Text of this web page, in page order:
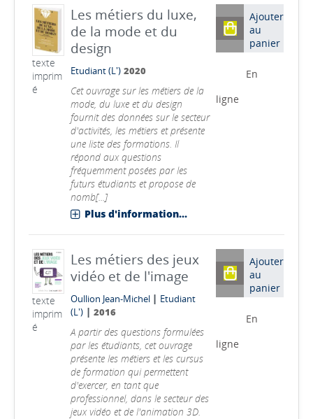
texte
imprim
é
Les métiers du luxe,
de la mode et du
design
Etudiant (L') 2020
Cet ouvrage sur les métiers de la
mode, du luxe et du design
fournit des données sur le secteur
d'activités, les métiers et présente
une liste des formations. Il
répond aux questions
fréquemment posées par les
futurs étudiants et propose de
nomb[...]
Plus d'information...
Ajouter
au
panier
En
ligne
texte
imprim
é
Les métiers des jeux
vidéo et de l'image
Oullion Jean-Michel | Etudiant
(L') |2016
A partir des questions formulées
par les étudiants, cet ouvrage
présente les métiers et les cursus
de formation qui permettent
d'exercer, en tant que
professionnel, dans le secteur des
jeux vidéo et de l'animation 3D.
Ajouter
au
panier
En
ligne